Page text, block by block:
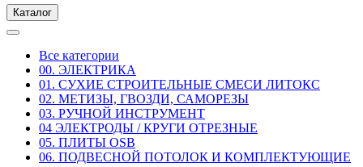
Каталог
Все категории
00. ЭЛЕКТРИКА
01. СУХИЕ СТРОИТЕЛЬНЫЕ СМЕСИ ЛИТОКС
02. МЕТИЗЫ, ГВОЗДИ, САМОРЕЗЫ
03. РУЧНОЙ ИНСТРУМЕНТ
04 ЭЛЕКТРОДЫ / КРУГИ ОТРЕЗНЫЕ
05. ПЛИТЫ OSB
06. ПОДВЕСНОЙ ПОТОЛОК И КОМПЛЕКТУЮЩИЕ